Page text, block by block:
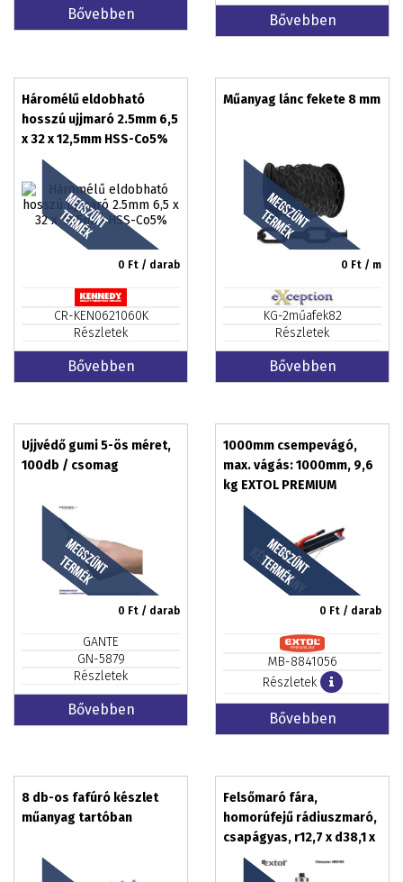
Bővebben Bővebben
Háromélű eldobható
hosszú ujjmaró 2.5mm 6,5
x 32 x 12,5mm HSS-Co5%
0 Ft / darab
CR-KEN0621060K
Részletek
Bővebben
Műanyag lánc fekete 8 mm
0 Ft / m
KG-2műafek82
Részletek
Bővebben
Ujjvédő gumi 5-ös méret,
100db / csomag
0 Ft / darab
GANTE
GN-5879
Részletek
Bővebben
1000mm csempevágó,
max. vágás: 1000mm, 9,6
kg EXTOL PREMIUM
0 Ft / darab
MB-8841056
Részletek
Bővebben
8 db-os fafúró készlet
műanyag tartóban
Felsőmaró fára,
homorúfejű rádiuszmaró,
csapágyas, r12,7 x d38,1 x
h19, befogás: 8 mm,
keményfém lapkás